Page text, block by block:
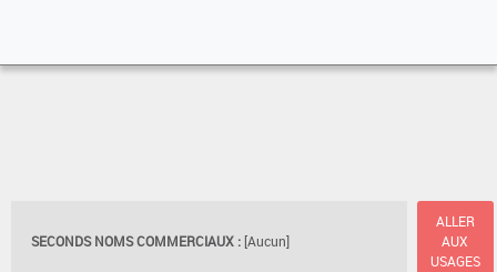
SECONDS NOMS COMMERCIAUX : [Aucun]
ALLER
AUX
USAGES